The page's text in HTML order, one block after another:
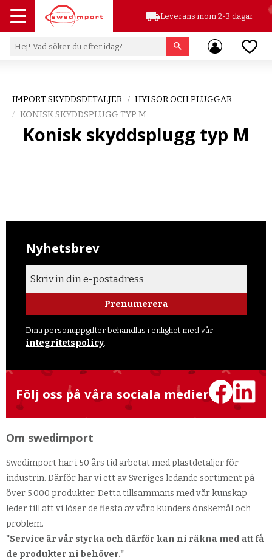
Meny
local_shippingLeverans inom 2-3 dagar
IMPORT SKYDDSDETALJER
HYLSOR OCH PLUGGAR
KONISK SKYDDSPLUGG TYP M
Konisk skyddsplugg typ M
Nyhetsbrev
Prenumerera
Dina personuppgifter behandlas i enlighet med vår
integritetspolicy
Följ oss på våra sociala medier
Om swedimport
Swedimport har i 50 års tid arbetat med plastdetaljer för
industrin. Därför har vi ett av Sveriges ledande sortiment på
över 5.000 produkter. Detta tillsammans med vår kunskap
leder till att vi löser de flesta av våra kunders önskemål och
problem.
"Service är vår styrka och därför kan ni räkna med att få
de produkter ni behöver."